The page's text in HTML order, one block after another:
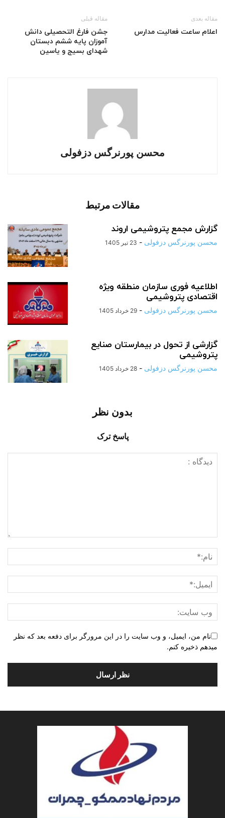
مقاله قبلی
جشن فارغ‌ التحصیلی دانش
آموزان پایه ششم دبستان
شهدای بسیج و یاسین
مقاله بعدی
اعلام ساعت فعالیت مدارس
محسن پورنرگس دزفولی
مقالات مرتبط
گزارش مجمع پتروشیمی اروند
محسن پورنرگس دزفولی - 23 تیر 1405
اطلاعیه فوری سازمان منطقه ویژه
اقتصادی پتروشیمی
محسن پورنرگس دزفولی - 29 خرداد 1405
گزارشی از تحول در بیمارستان صنایع
پتروشیمی
محسن پورنرگس دزفولی - 28 خرداد 1405
بدون نظر
پاسخ ترک
نام من، ایمیل، و وب سایت را در این مرورگر برای دفعه بعد که نظر
میدهم ذخیره کنم.